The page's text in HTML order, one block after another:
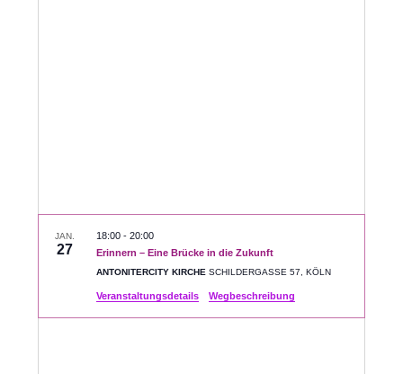
JAN.
27 Erinnern – Eine Brücke in die Zukunft
18:00 - 20:00
ANTONITERCITY KIRCHE SCHILDERGASSE 57, KÖLN
Veranstaltungsdetails Wegbeschreibung